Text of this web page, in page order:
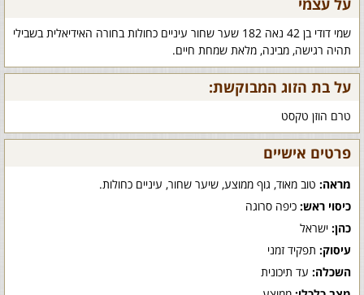
שמי דודי בן 42 נאה 182 שער שחור עיניים כחולות בחורה האידיאלית בשבילי
תהיה רגישה, מבינה, מלאת שמחת חיים.
על בת הזוג המבוקשת:
טרם הוזן טקסט
פרטים אישיים
מראה: טוב מאוד, גוף ממוצע, שיער שחור, עיניים כחולות.
כיסוי ראש: כיפה סרוגה
כהן: ישראל
עיסוק: תפקיד זמני
השכלה: עד תיכונית